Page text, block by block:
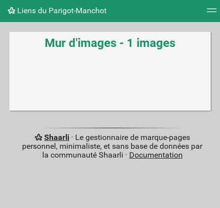
Liens du Parigot-Manchot
Nuage de tags Mur d'images Quotidien Flux
Mur d'images - 1 images
Shaarli· Le gestionnaire de marque-pages
personnel, minimaliste, et sans base de données par
la communauté Shaarli · Documentation